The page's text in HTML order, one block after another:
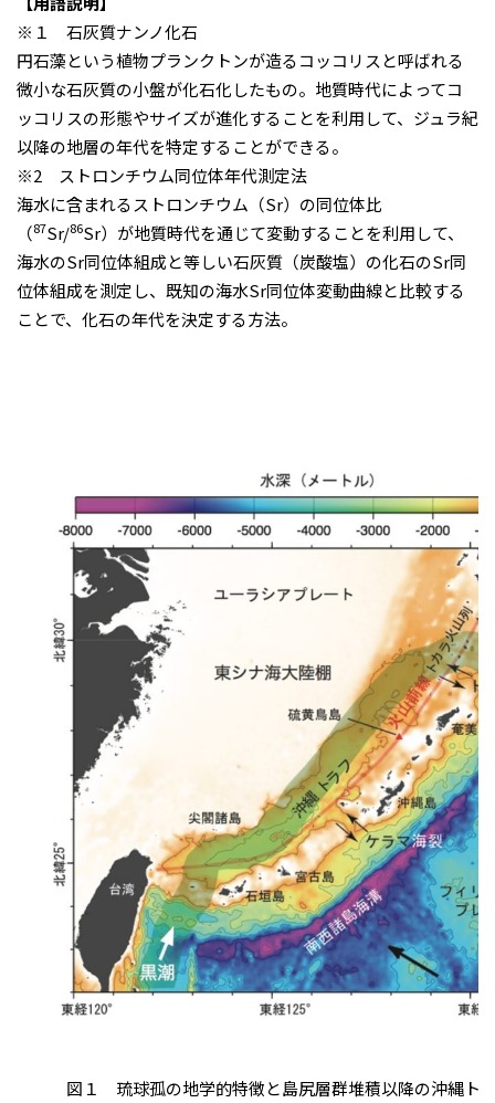
※１ 石灰質ナンノ化石
円石藻という植物プランクトンが造るコッコリスと呼ばれる
微小な石灰質の小盤が化石化したもの。地質時代によってコ
ッコリスの形態やサイズが進化することを利用して、ジュラ紀
以降の地層の年代を特定することができる。
※2 ストロンチウム同位体年代測定法
海水に含まれるストロンチウム（Sr）の同位体比
（87Sr/86Sr）が地質時代を通じて変動することを利用して、
海水のSr同位体組成と等しい石灰質（炭酸塩）の化石のSr同
位体組成を測定し、既知の海水Sr同位体変動曲線と比較する
ことで、化石の年代を決定する方法。
図１ 琉球孤の地学的特徴と島尻層群堆積以降の沖縄トラ